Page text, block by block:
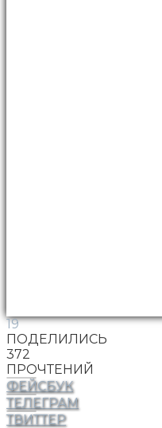
19
ПОДЕЛИЛИСЬ
372
ПРОЧТЕНИЙ
ФЕЙСБУК
ТЕЛЕГРАМ
ТВИТТЕР